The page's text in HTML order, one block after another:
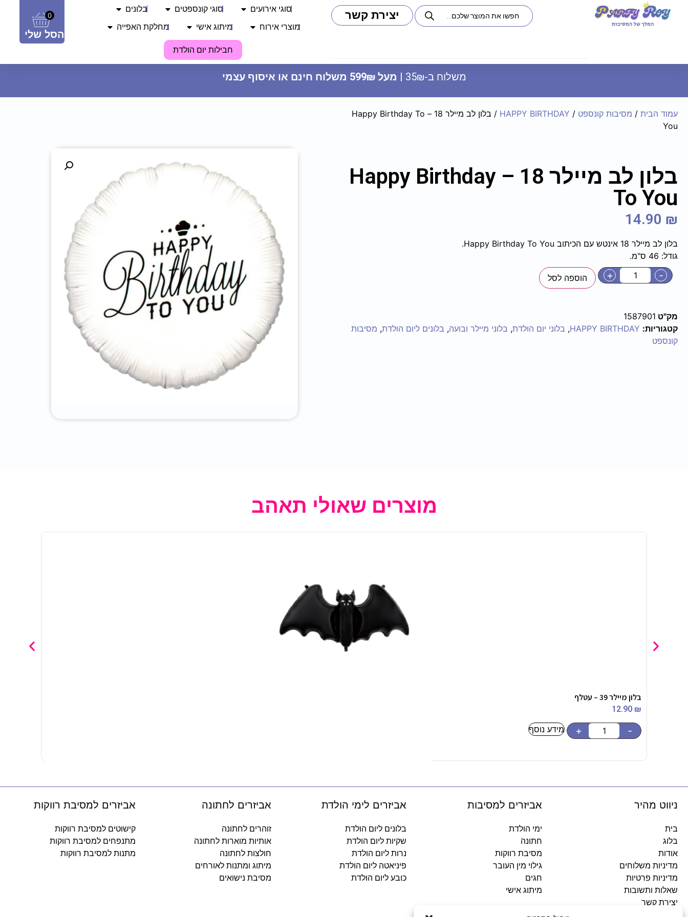
נצנץ - פנינה
27.90
+
ADD
0
הסל שלי
יצירת קשר סוגי אירועים סוגי קונספטים בלונים
מוצרי אירוח מיתוג אישי מחלקת האפייה
חבילות יום הולדת
משלוח ב-35₪ | מעל 599₪ משלוח חינם או איסוף עצמי
עמוד הבית / מסיבות קונספט /
HAPPY BIRTHDAY
/ בלון לב מיילר 18 – Happy Birthday To
You
בלון לב מיילר 18 – Happy Birthday
To You
14.90 ₪
בלון לב מיילר 18 אינטש עם הכיתוב Happy Birthday To You.
גודל: 46 ס"מ.
-
+ הוספה לסל
מק"ט 1587901
קטגוריות: HAPPY BIRTHDAY
, בלוני יום הולדת, בלוני מיילר ובועה, בלונים ליום הולדת, מסיבות
קונספט
מוצרים שאולי תאהב
בלון מיילר 39 – עטלף
12.90 ₪
-
+ מידע נוסף
ניווט מהיר
בית
בלוג
אודות
מדיניות משלוחים
מדיניות פרטיות
שאלות ותשובות
יצירת קשר
אביזרים למסיבות
ימי הולדת
חתונה
מסיבת רווקות
גילוי מין העובר
חגים
מיתוג אישי
אביזרים לימי הולדת
בלונים ליום הולדת
שקיות ליום הולדת
נרות ליום הולדת
פיניאטה ליום הולדת
כובע ליום הולדת
אביזרים לחתונה
זוהרים לחתונה
אותיות מוארות לחתונה
חולצות לחתונה
מיתוג ומתנות לאורחים
מסיבת נישואים
אביזרים למסיבת רווקות
קישוטים למסיבת רווקות
מתנפחים למסיבת רווקות
מתנות למסיבת רווקות